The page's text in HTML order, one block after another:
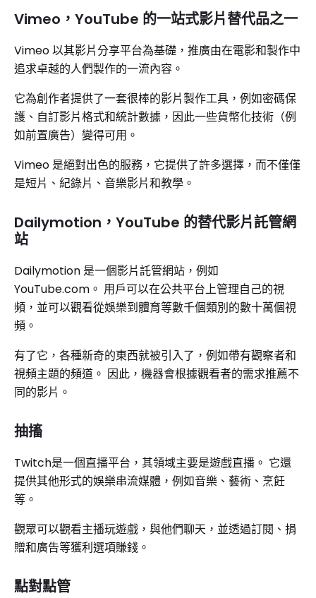
Vimeo，YouTube 的一站式影片替代品之一
Vimeo 以其影片分享平台為基礎，推廣由在電影和製作中
追求卓越的人們製作的一流內容。
它為創作者提供了一套很棒的影片製作工具，例如密碼保
護、自訂影片格式和統計數據，因此一些貨幣化技術（例
如前置廣告）變得可用。
Vimeo 是絕對出色的服務，它提供了許多選擇，而不僅僅
是短片、紀錄片、音樂影片和教學。
Dailymotion，YouTube 的替代影片託管網
站
Dailymotion 是一個影片託管網站，例如
YouTube.com。 用戶可以在公共平台上管理自己的視
頻，並可以觀看從娛樂到體育等數千個類別的數十萬個視
頻。
有了它，各種新奇的東西就被引入了，例如帶有觀察者和
視頻主題的頻道。 因此，機器會根據觀看者的需求推薦不
同的影片。
抽搐
Twitch是一個直播平台，其領域主要是遊戲直播。 它還
提供其他形式的娛樂串流媒體，例如音樂、藝術、烹飪
等。
觀眾可以觀看主播玩遊戲，與他們聊天，並透過訂閱、捐
贈和廣告等獲利選項賺錢。
點對點管